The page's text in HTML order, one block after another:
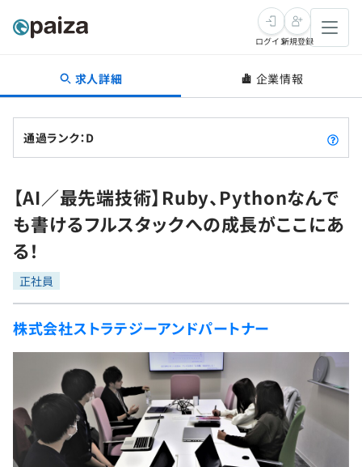
転職・キャリア
転職成功ガイド
転職エージェント
インタビュー
転職成功ガイド
新卒就活
求人検索
本選考
インターン
新卒エージェント
イベント・セミナー
インタビュー
就活成功ガイド
学習
問題集
4択課題
リファレンス
プログラミング言語
再チャレンジ結果一覧
ゲーム・マンガ
Tech Team Journal
paiza times
note
paizaとは？
ログイン新規登録
求人詳細 企業情報
通過ランク：D
【AI／最先端技術】Ruby、Pythonなんで
も書けるフルスタックへの成長がここにあ
る！
正社員
株式会社ストラテジーアンドパートナー